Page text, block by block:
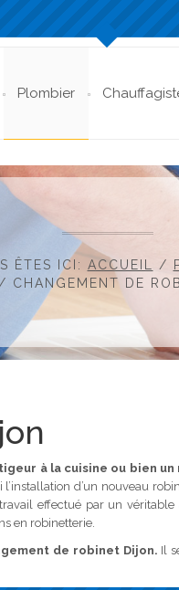
Plombier
ÊTES ICI: ACCUEIL /
CHANGEMENT DE
à la cuisine ou bien un
l’installation d’un nouveau
effectué par un véritable
en robinetterie.
de robinet Dijon. Il